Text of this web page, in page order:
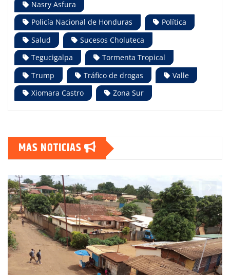
Nasry Asfura
Policía Nacional de Honduras
Política
Salud
Sucesos Choluteca
Tegucigalpa
Tormenta Tropical
Trump
Tráfico de drogas
Valle
Xiomara Castro
Zona Sur
MAS NOTICIAS